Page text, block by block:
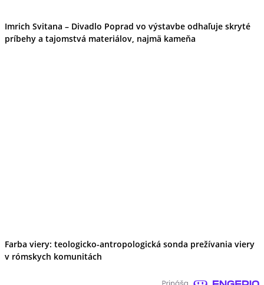
Imrich Svitana – Divadlo Poprad vo výstavbe odhaľuje skryté
príbehy a tajomstvá materiálov, najmä kameňa
Farba viery: teologicko-antropologická sonda prežívania viery
v rómskych komunitách